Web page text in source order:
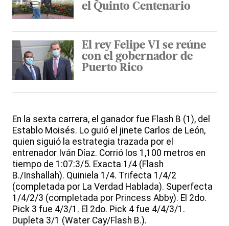
el Quinto Centenario
El rey Felipe VI se reúne
con el gobernador de
Puerto Rico
En la sexta carrera, el ganador fue Flash B (1), del
Establo Moisés. Lo guió el jinete Carlos de León,
quien siguió la estrategia trazada por el
entrenador Iván Díaz. Corrió los 1,100 metros en
tiempo de 1:07:3/5. Exacta 1/4 (Flash
B./Inshallah). Quiniela 1/4. Trifecta 1/4/2
(completada por La Verdad Hablada). Superfecta
1/4/2/3 (completada por Princess Abby). El 2do.
Pick 3 fue 4/3/1. El 2do. Pick 4 fue 4/4/3/1.
Dupleta 3/1 (Water Cay/Flash B.).